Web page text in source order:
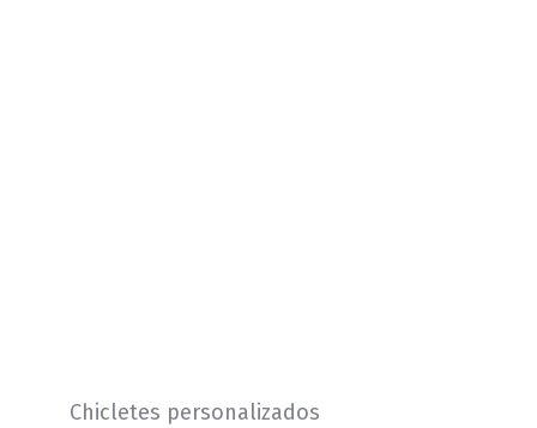
Chicletes personalizados